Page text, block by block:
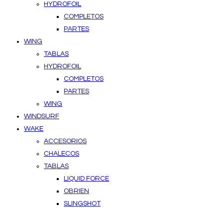
HYDROFOIL
COMPLETOS
PARTES
WING
TABLAS
HYDROFOIL
COMPLETOS
PARTES
WING
WINDSURF
WAKE
ACCESORIOS
CHALECOS
TABLAS
LIQUID FORCE
OBRIEN
SLINGSHOT